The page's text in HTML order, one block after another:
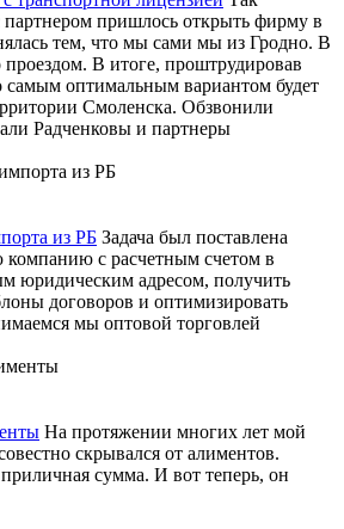
партнером пришлось открыть фирму в
тем, что мы сами мы из Гродно. В
В итоге, проштрудировав
самым оптимальным вариантом будет
Смоленска. Обзвонили
Радченковы и партнеры
из РБ Задача был поставлена
компанию с расчетным счетом в
юридическим адресом, получить
договоров и оптимизировать
мы оптовой торговлей
На протяжении многих лет мой
скрывался от алиментов.
сумма. И вот теперь, он